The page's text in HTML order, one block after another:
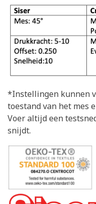
*Instellingen kunnen
toestand van het mes
Voer altijd een
snijdt.